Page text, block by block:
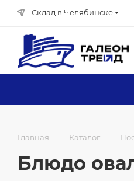
Склад в Челябинске
Главная — Каталог —
Блюдо